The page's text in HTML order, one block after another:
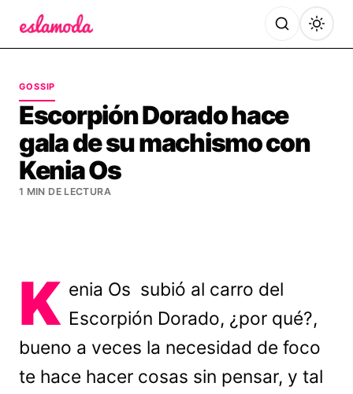
GOSSIP
Escorpión Dorado hace
gala de su machismo con
Kenia Os
1 MIN DE LECTURA
K enia Os subió al carro del
Escorpión Dorado, ¿por qué?,
bueno a veces la necesidad de foco
te hace hacer cosas sin pensar, y tal